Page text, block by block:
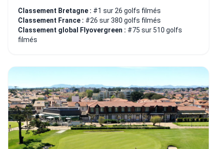
Classement Bretagne : #1 sur 26 golfs filmés
Classement France : #26 sur 380 golfs filmés
Classement global Flyovergreen : #75 sur 510 golfs
filmés